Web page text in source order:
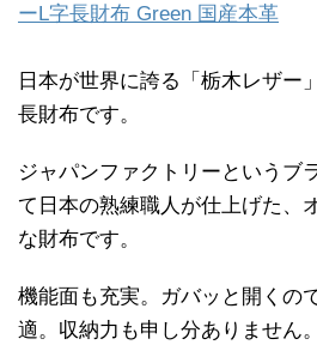
ーL字長財布 Green 国産本革
日本が世界に誇る「栃木レザー
長財布です。
ジャパンファクトリーというブ
て日本の熟練職人が仕上げた、
な財布です。
機能面も充実。ガバッと開くの
適。収納力も申し分ありません。